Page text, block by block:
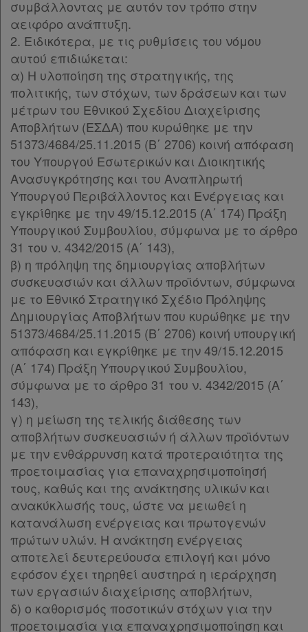
συμβάλλοντας με αυτόν τον τρόπο στην
αειφόρο ανάπτυξη.
2. Ειδικότερα, με τις ρυθμίσεις του νόμου
αυτού επιδιώκεται:
α) Η υλοποίηση της στρατηγικής, της
πολιτικής, των στόχων, των δράσεων και των
μέτρων του Εθνικού Σχεδίου Διαχείρισης
Αποβλήτων (ΕΣΔΑ) που κυρώθηκε με την
51373/4684/25.11.2015 (Β΄ 2706) κοινή απόφαση
του Υπουργού Εσωτερικών και Διοικητικής
Ανασυγκρότησης και του Αναπληρωτή
Υπουργού Περιβάλλοντος και Ενέργειας και
εγκρίθηκε με την 49/15.12.2015 (Α΄ 174) Πράξη
Υπουργικού Συμβουλίου, σύμφωνα με το άρθρο
31 του ν. 4342/2015 (Α΄ 143),
β) η πρόληψη της δημιουργίας αποβλήτων
συσκευασιών και άλλων προϊόντων, σύμφωνα
με το Εθνικό Στρατηγικό Σχέδιο Πρόληψης
Δημιουργίας Αποβλήτων που κυρώθηκε με την
51373/4684/25.11.2015 (B΄ 2706) κοινή υπουργική
απόφαση και εγκρίθηκε με την 49/15.12.2015
(A΄ 174) Πράξη Υπουργικού Συμβουλίου,
σύμφωνα με το άρθρο 31 του ν. 4342/2015 (A΄
143),
γ) η μείωση της τελικής διάθεσης των
αποβλήτων συσκευασιών ή άλλων προϊόντων
με την ενθάρρυνση κατά προτεραιότητα της
προετοιμασίας για επαναχρησιμοποίησή
τους, καθώς και της ανάκτησης υλικών και
ανακύκλωσής τους, ώστε να μειωθεί η
κατανάλωση ενέργειας και πρωτογενών
πρώτων υλών. Η ανάκτηση ενέργειας
αποτελεί δευτερεύουσα επιλογή και μόνο
εφόσον έχει τηρηθεί αυστηρά η ιεράρχηση
των εργασιών διαχείρισης αποβλήτων,
δ) ο καθορισμός ποσοτικών στόχων για την
προετοιμασία για επαναχρησιμοποίηση και